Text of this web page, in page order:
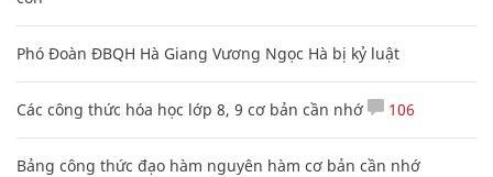
Phó Đoàn ĐBQH Hà Giang Vương Ngọc Hà bị kỷ luật
Các công thức hóa học lớp 8, 9 cơ bản cần nhớ 106
Bảng công thức đạo hàm nguyên hàm cơ bản cần nhớ